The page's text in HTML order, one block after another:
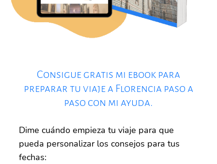
Consigue gratis mi ebook para
preparar tu viaje a Florencia paso a
paso con mi ayuda.
Dime cuándo empieza tu viaje para que
pueda personalizar los consejos para tus
fechas: